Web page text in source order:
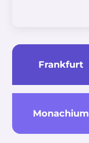
Frankfurt
Monachium